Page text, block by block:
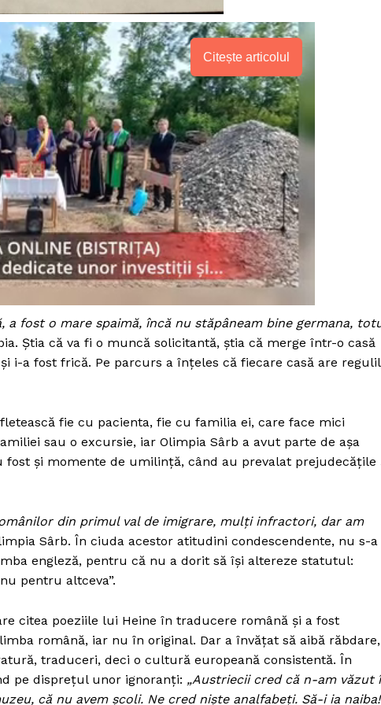
Citește articolul
a fost o mare spaimă, încă nu stăpâneam bine germana,
Știa că va fi o muncă solicitantă, știa că merge într-o casă
i-a fost frică. Pe parcurs a înțeles că fiecare casă are
fie cu pacienta, fie cu familia ei, care face mici
sau o excursie, iar Olimpia Sârb a avut parte de așa
fost și momente de umilință, când au prevalat prejudecățile
din primul val de imigrare, mulți infractori, dar am
Sârb. În ciuda acestor atitudini condescendente, nu s-a
engleză, pentru că nu a dorit să își altereze statutul:
pentru altceva”.
citea poeziile lui Heine în traducere română și a fost
română, iar nu în original. Dar a învățat să aibă răbdare,
traduceri, deci o cultură europeană consistentă. În
pe disprețul unor ignoranți: „Austriecii cred că n-am văzut
că nu avem școli. Ne cred niște analfabeți. Să-i ia